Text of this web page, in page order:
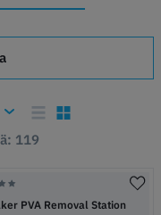
119
PVA Removal Station